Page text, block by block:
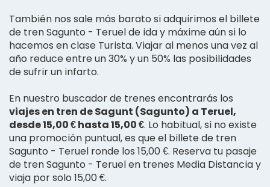
También nos sale más barato si adquirimos el billete
de tren Sagunto - Teruel de ida y máxime aún si lo
hacemos en clase Turista. Viajar al menos una vez al
año reduce entre un 30% y un 50% las posibilidades
de sufrir un infarto.
En nuestro buscador de trenes encontrarás los
viajes en tren de Sagunt (Sagunto) a Teruel,
desde 15,00 € hasta 15,00 €. Lo habitual, si no existe
una promoción puntual, es que el billete de tren
Sagunto - Teruel ronde los 15,00 €. Reserva tu pasaje
de tren Sagunto - Teruel en trenes Media Distancia y
viaja por solo 15,00 €.